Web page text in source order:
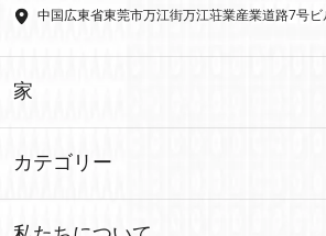
中国広東省東莞市万江街万江荘業産業道路7号
家
製品
カテゴリー
カスタマイズされた